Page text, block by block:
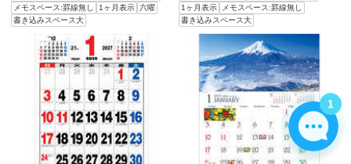
メモスペース:罫線無し
1ヶ月表示 六曜
書き込みスペース大
1ヶ月表示
メモスペース:罫線無し
書き込みスペース大
1